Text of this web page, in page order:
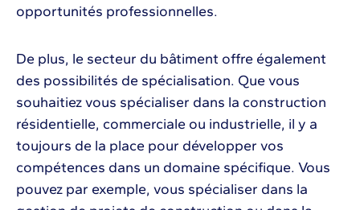
opportunités professionnelles.
De plus, le secteur du bâtiment offre également
des possibilités de spécialisation. Que vous
souhaitiez vous spécialiser dans la construction
résidentielle, commerciale ou industrielle, il y a
toujours de la place pour développer vos
compétences dans un domaine spécifique. Vous
pouvez par exemple, vous spécialiser dans la